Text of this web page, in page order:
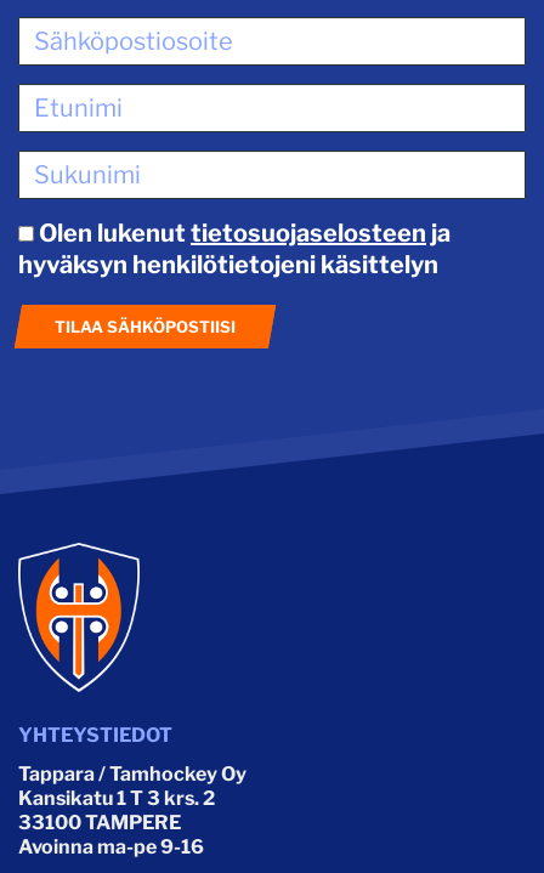
YHTEYSTIEDOT
Tappara / Tamhockey Oy
Kansikatu 1 T 3 krs. 2
33100 TAMPERE
Avoinna ma-pe 9-16
Olen lukenut tietosuojaselosteen ja
hyväksyn henkilötietojeni käsittelyn
TILAA SÄHKÖPOSTIISI